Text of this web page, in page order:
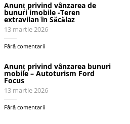
Anunț privind vânzarea de
bunuri imobile -Teren
extravilan în Săcălaz
13 martie 2026
Fără comentarii
Anunț privind vânzarea bunuri
mobile – Autoturism Ford
Focus
13 martie 2026
Fără comentarii